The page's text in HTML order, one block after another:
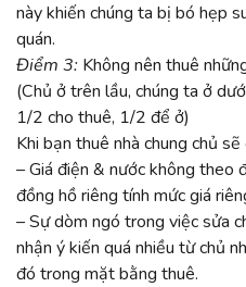
này khiến chúng ta bị bó hẹp
quán.
Điểm 3: Không nên thuê
(Chủ ở trên lầu, chúng ta ở
1/2 cho thuê, 1/2 để ở)
Khi bạn thuê nhà chung chủ
– Giá điện & nước không theo
đồng hồ riêng tính mức giá
– Sự dòm ngó trong việc sửa
nhận ý kiến quá nhiều từ chủ
đó trong mặt bằng thuê.